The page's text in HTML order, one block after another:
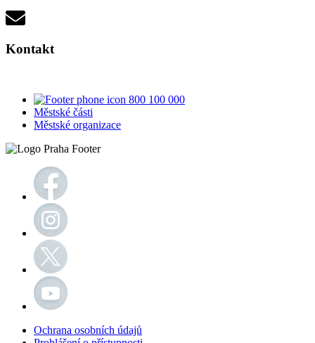
Kontakt
800 100 000
Městské části
Městské organizace
Ochrana osobních údajů